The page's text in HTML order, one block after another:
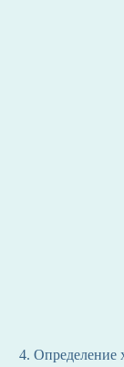
4. Определение